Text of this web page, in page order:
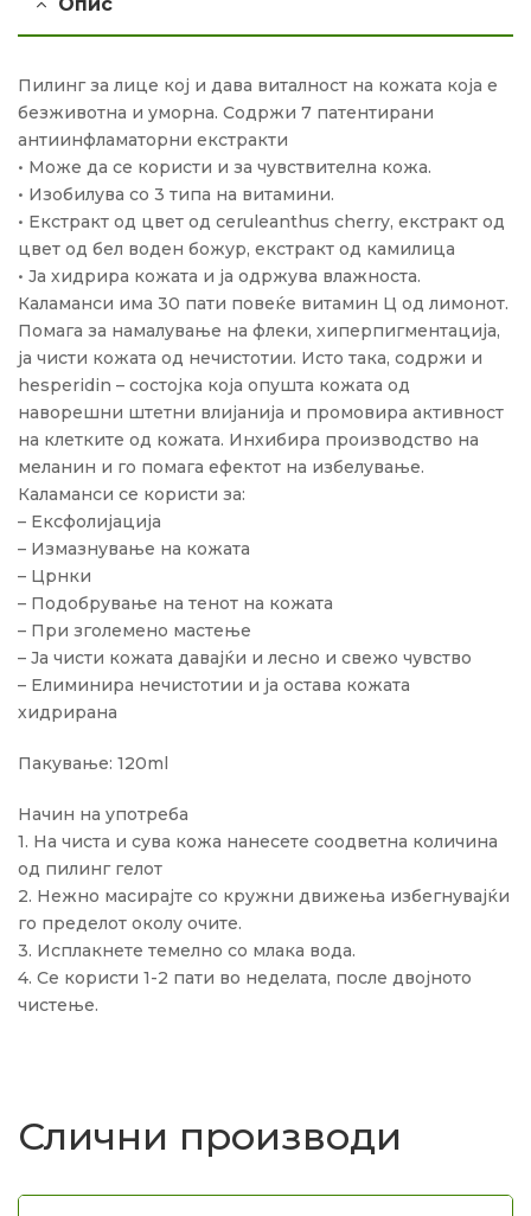
Пилинг за лице кој и дава виталност на кожата која е
безживотна и уморна. Содржи 7 патентирани
антиинфламаторни екстракти
• Може да се користи и за чувствителна кожа.
• Изобилува со 3 типа на витамини.
• Екстракт од цвет од ceruleanthus cherry, екстракт од
цвет од бел воден божур, екстракт од камилица
• Ја хидрира кожата и ја одржува влажноста.
Каламанси има 30 пати повеќе витамин Ц од лимoнот.
Помага за намалување на флеки, хиперпигментација,
ја чисти кожата од нечистотии. Исто така, содржи и
hesperidin – состојка која опушта кожата од
наворешни штетни влијанија и промовира активност
на клетките од кожата. Инхибира производство на
меланин и го помага ефектот на избелување.
Каламанси се користи за:
– Ексфолијација
– Измазнување на кожата
– Црнки
– Подобрување на тенот на кожата
– При зголемено мастење
– Ја чисти кожата давајќи и лесно и свежо чувство
– Елиминира нечистотии и ја остава кожата
хидрирана
Пакување: 120ml
Начин на употреба
1. На чиста и сува кожа нанесете соодветна количина
од пилинг гелот
2. Нежно масирајте со кружни движења избегнувајќи
го пределот околу очите.
3. Исплакнете темелно со млака вода.
4. Се користи 1-2 пати во неделата, после двојното
чистење.
Слични производи